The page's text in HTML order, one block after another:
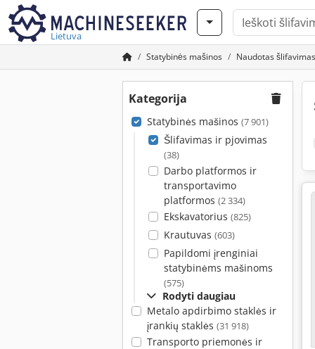
Lietuva
Statybinės mašinos Naudotas
Kategorija
Statybinės mašinos (7 901)
Šlifavimas ir pjovimas
(38)
Darbo platformos ir
transportavimo
platformos (2 334)
Ekskavatorius (825)
Krautuvas (603)
Papildomi įrenginiai
statybinėms mašinoms
(575)
Rodyti daugiau
Metalo apdirbimo staklės ir
įrankių staklės (31 918)
Transporto priemonės ir